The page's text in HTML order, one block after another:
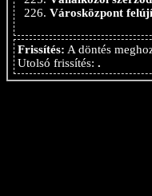
Városközpont
Frissítés: A döntés
Utolsó frissítés: .